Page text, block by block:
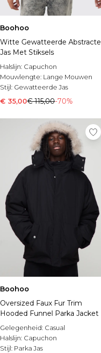
Boohoo
Witte Gewatteerde Abstracte
Jas Met Stiksels
Halslijn: Capuchon
Mouwlengte: Lange Mouwen
Stijl: Gewatteerde Jas
€ 35,00€ 115,00-70%
Boohoo
Oversized Faux Fur Trim
Hooded Funnel Parka Jacket
Gelegenheid: Casual
Halslijn: Capuchon
Stijl: Parka Jas